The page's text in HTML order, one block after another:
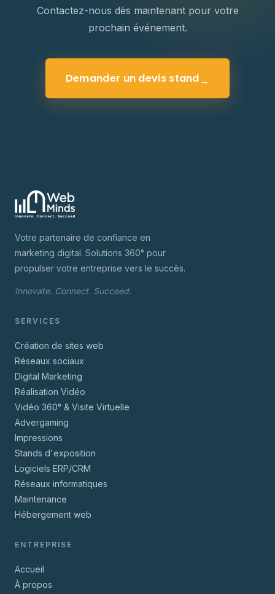
Contactez-nous dès maintenant pour votre
prochain événement.
Demander un devis stand→
Votre partenaire de confiance en
marketing digital. Solutions 360° pour
propulser votre entreprise vers le succès.
Innovate. Connect. Succeed.
SERVICES
Création de sites web
Réseaux sociaux
Digital Marketing
Réalisation Vidéo
Vidéo 360° & Visite Virtuelle
Advergaming
Impressions
Stands d'exposition
Logiciels ERP/CRM
Réseaux informatiques
Maintenance
Hébergement web
ENTREPRISE
Accueil
À propos